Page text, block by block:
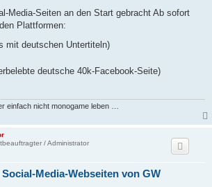
Media-Seiten an den Start gebracht Ab sofort
Plattformen:
mit deutschen Untertiteln)
deutsche 40k-Facebook-Seite)
einfach nicht monogame leben …
/ Administrator
Media-Webseiten von GW